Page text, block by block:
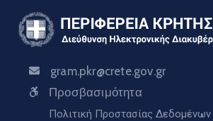
gram.pkr@crete.gov.gr
Προσβασιμότητα
Πολιτική Προστασίας Δεδομένων